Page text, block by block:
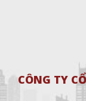
CÔNG TY